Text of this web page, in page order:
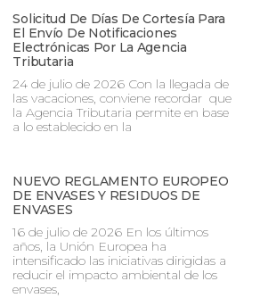
Solicitud De Días De Cortesía Para
El Envío De Notificaciones
Electrónicas Por La Agencia
Tributaria
24 de julio de 2026 Con la llegada de
las vacaciones, conviene recordar que
la Agencia Tributaria permite en base
a lo establecido en la
NUEVO REGLAMENTO EUROPEO
DE ENVASES Y RESIDUOS DE
ENVASES
16 de julio de 2026 En los últimos
años, la Unión Europea ha
intensificado las iniciativas dirigidas a
reducir el impacto ambiental de los
envases,